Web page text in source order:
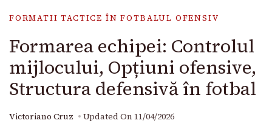
FORMATII TACTICE ÎN FOTBALUL OFENSIV
Formarea echipei: Controlul
mijlocului, Opțiuni ofensive,
Structura defensivă în fotbal
Victoriano Cruz Updated On 11/04/2026